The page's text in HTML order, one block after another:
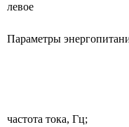
левое
Параметры
частота тока, Гц;